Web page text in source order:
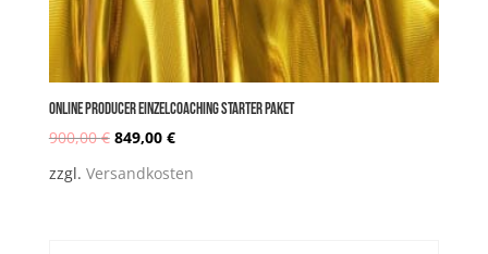
Online PRODUCER Einzelcoaching STARTER Paket
900,00€Ursprünglicher
849,00 €Aktueller
zzgl. Versandkosten